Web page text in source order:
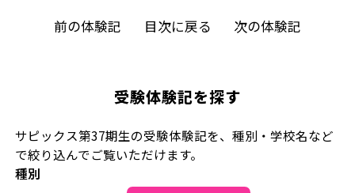
受験体験記を探す
サピックス第37期生の受験体験記を、種別・学校名など
で絞り込んでご覧いただけます。
種別
前の体験記 目次に戻る 次の体験記